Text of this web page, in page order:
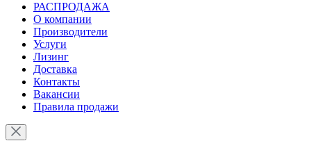
РАСПРОДАЖА
О компании
Производители
Услуги
Лизинг
Доставка
Контакты
Вакансии
Правила продажи